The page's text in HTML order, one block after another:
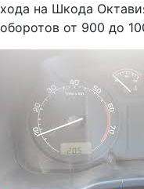
хода на Шкода
оборотов от 900 до